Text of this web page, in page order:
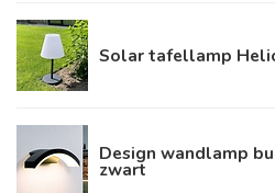
Solar tafellamp
Design wandlamp
zwart